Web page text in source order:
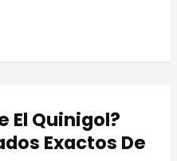
El Quinigol?
Exactos De